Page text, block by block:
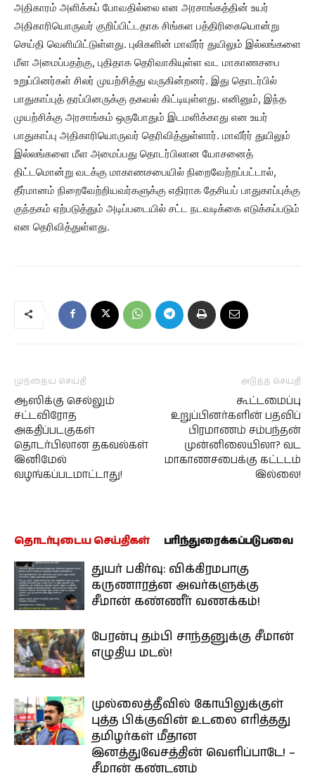
அதிகாரம் அளிக்கப் போவதில்லை என அரசாங்கத்தின் உயர்
அதிகாரியொருவர் குறிப்பிட்டதாக சிங்கள பத்திரிகையொன்று
செய்தி வெளியிட்டுள்ளது. புலிகளின் மாவீர்ர் துயிலும் இல்லங்களை
மீள அமைப்பதற்கு, புதிதாக தெரிவாகியுள்ள வட மாகாணசபை
உறுப்பினர்கள் சிலர் முயற்சித்து வருகின்றனர். இது தொடர்பில்
பாதுகாப்புத் தரப்பினருக்கு தகவல் கிட்டியுள்ளது. எனினும், இந்த
முயற்சிக்கு அரசாங்கம் ஒருபோதும் இடமளிக்காது என உயர்
பாதுகாப்பு அதிகாரியொருவர் தெரிவித்துள்ளார். மாவீர்ர் துயிலும்
இல்லங்களை மீள அமைப்பது தொடர்பிலான யோசனைத்
திட்டமொன்று வடக்கு மாகாணசபையில் நிறைவேற்றப்பட்டால்,
தீர்மானம் நிறைவேற்றியவர்களுக்கு எதிராக தேசியப் பாதுகாப்புக்கு
குந்தகம் ஏற்படுத்தும் அடிப்படையில் சட்ட நடவடிக்கை எடுக்கப்படும்
என தெரிவித்துள்ளது.
முந்தைய செய்தி
ஆஸிக்கு செல்லும்
சட்டவிரோத
அகதிப்படகுகள்
தொடர்பிலான தகவல்கள்
இனிமேல்
வழங்கப்படமாட்டாது!
அடுத்த செய்தி
கூட்டமைப்பு
உறுப்பினர்களின் பதவிப்
பிரமாணம் சம்பந்தன்
முன்னிலையிலா? வட
மாகாணசபைக்கு கட்டடம்
இல்லை!
தொடர்புடைய செய்திகள் பரிந்துரைக்கப்படுபவை
துயர் பகிர்வு: விக்கிரமபாகு
கருணாரத்ன அவர்களுக்கு
சீமான் கண்ணீர் வணக்கம்!
பேரன்பு தம்பி சாந்தனுக்கு சீமான்
எழுதிய மடல்!
முல்லைத்தீவில் கோயிலுக்குள்
புத்த பிக்குவின் உடலை எரித்தது
தமிழர்கள் மீதான
இனத்துவேசத்தின் வெளிப்பாடே! –
சீமான் கண்டனம்